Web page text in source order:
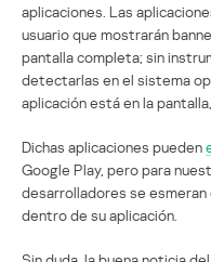
aplicaciones. Las
usuario que mostrarán
pantalla completa; sin
detectarlas en el sistema
aplicación está en la
Dichas aplicaciones pueden
Google Play, pero para
desarrolladores se esmeran
dentro de su aplicación.